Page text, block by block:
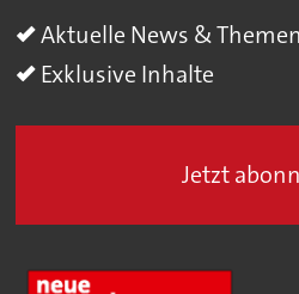
Aktuelle News & Themen
Exklusive Inhalte
Jetzt